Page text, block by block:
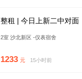
整租 | 今日上新二中对面
2室 沙北新区 -仪表宿舍
1233 元 15小时前